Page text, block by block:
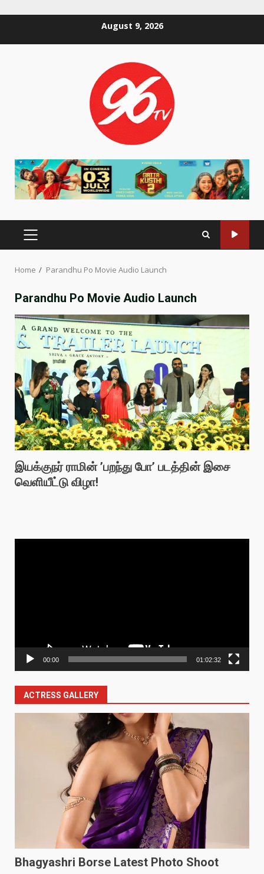
August 9, 2026
PRIMARY
MENU
Home Parandhu Po Movie Audio Launch
Parandhu Po Movie Audio Launch
இயக்குநர் ராமின் ’பறந்து போ’ படத்தின் இசை
வெளியீட்டு விழா!
00:00 01:02:32
ACTRESS GALLERY
Bhagyashri Borse Latest Photo Shoot